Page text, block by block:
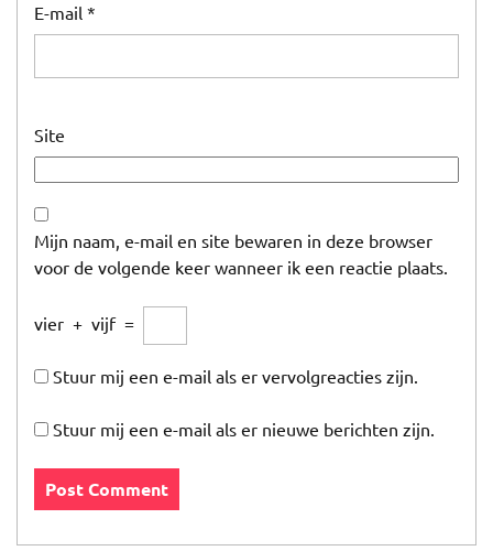
E-mail *
Site
Mijn naam, e-mail en site bewaren in deze browser
voor de volgende keer wanneer ik een reactie plaats.
vier + vijf =
Stuur mij een e-mail als er vervolgreacties zijn.
Stuur mij een e-mail als er nieuwe berichten zijn.